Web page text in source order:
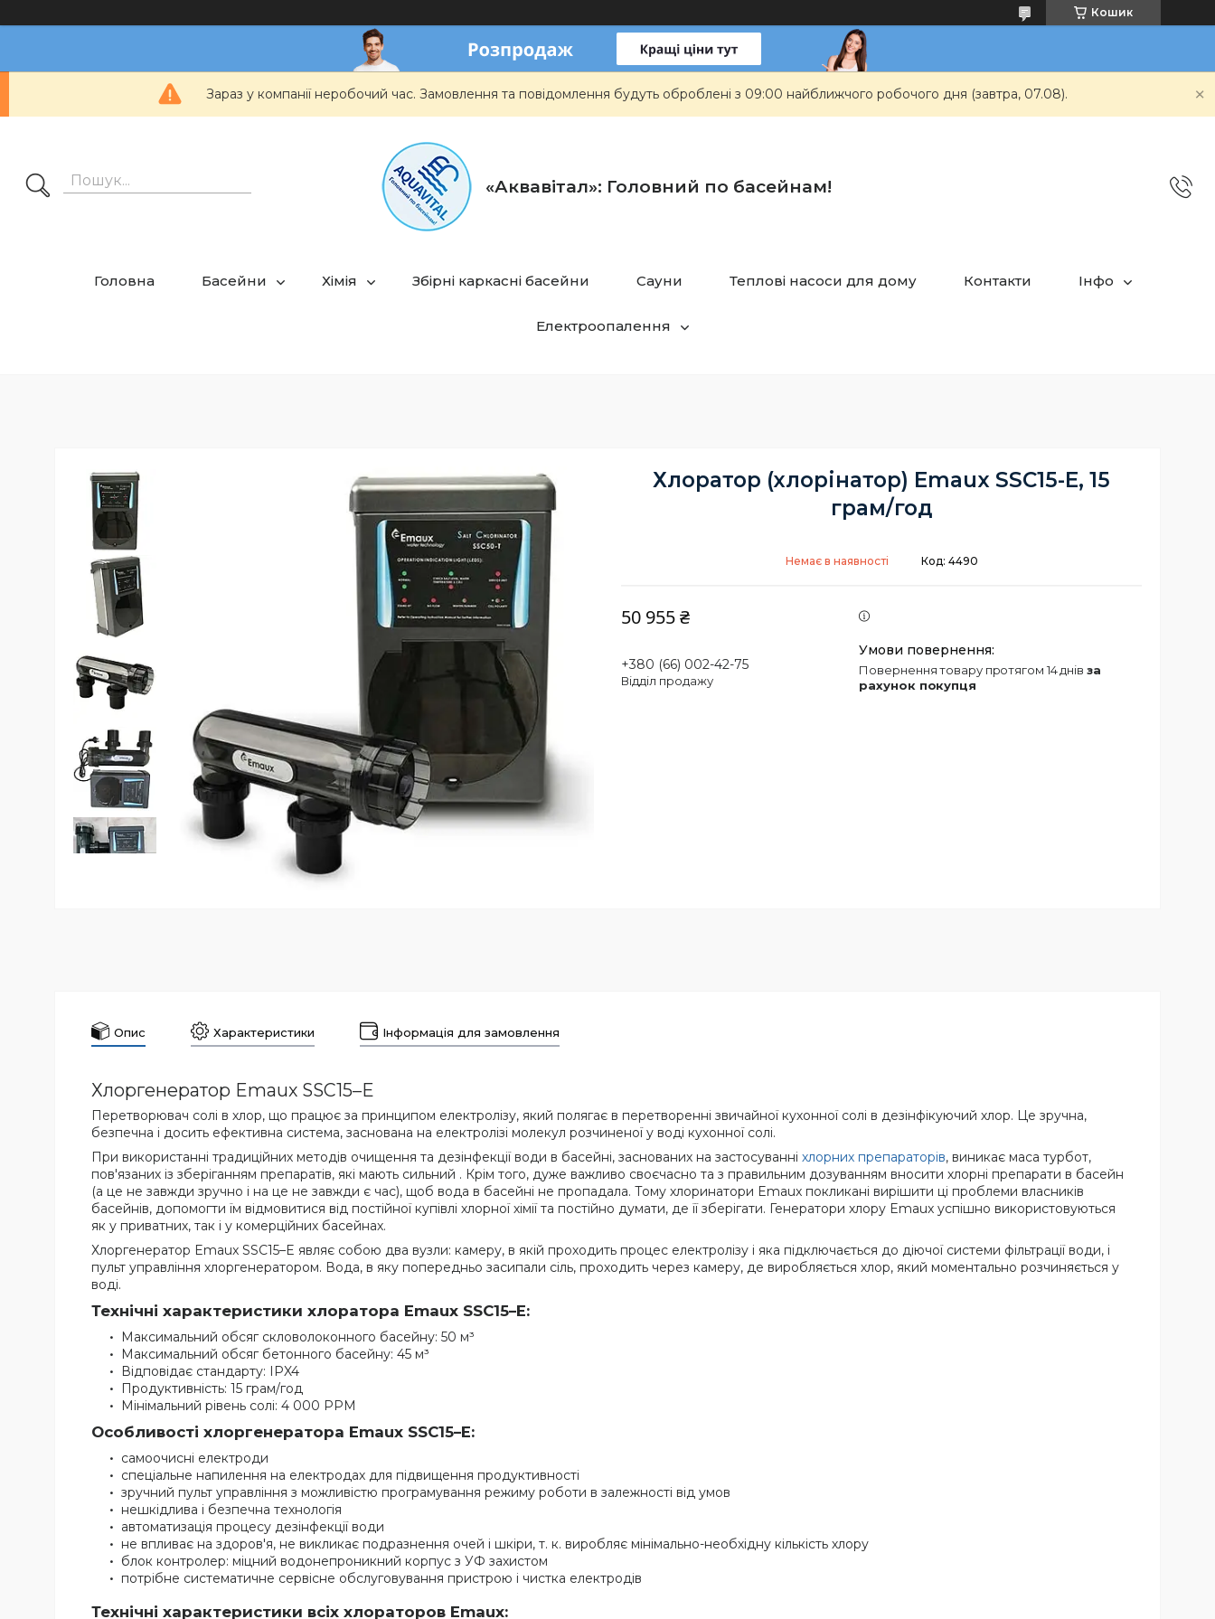
Кошик
Зараз у компанії неробочий час. Замовлення та повідомлення будуть оброблені з 09:00 найближчого робочого дня (завтра, 07.08).
«Аквавітал»: Головний по басейнам!
Головна Басейни Хімія Збірні каркасні басейни Сауни Теплові насоси для дому Контакти Інфо
Електроопалення
Хлоратор (хлорінатор) Emaux SSC15-E, 15
грам/год
Немає в наявності Код: 4490
50 955 ₴
+380 (66) 002-42-75
Відділ продажу
повернення товару протягом 14 днів за
рахунок покупця
Опис Характеристики Інформація для замовлення
Хлоргенератор Emaux SSC15–E
Перетворювач солі в хлор, що працює за принципом електролізу, який полягає в перетворенні звичайної кухонної солі в дезінфікуючий хлор. Це зручна,
безпечна і досить ефективна система, заснована на електролізі молекул розчиненої у воді кухонної солі.
При використанні традиційних методів очищення та дезінфекції води в басейні, заснованих на застосуванні хлорних препараторів, виникає маса турбот,
пов'язаних із зберіганням препаратів, які мають сильний . Крім того, дуже важливо своєчасно та з правильним дозуванням вносити хлорні препарати в басейн
(а це не завжди зручно і на це не завжди є час), щоб вода в басейні не пропадала. Тому хлоринатори Emaux покликані вирішити ці проблеми власників
басейнів, допомогти їм відмовитися від постійної купівлі хлорної хімії та постійно думати, де її зберігати. Генератори хлору Emaux успішно використовуються
як у приватних, так і у комерційних басейнах.
Хлоргенератор Emaux SSC15–E являє собою два вузли: камеру, в якій проходить процес електролізу і яка підключається до діючої системи фільтрації води, і
пульт управління хлоргенератором. Вода, в яку попередньо засипали сіль, проходить через камеру, де виробляється хлор, який моментально розчиняється у
воді.
Технічні характеристики хлоратора Emaux SSC15–E:
Максимальний обсяг скловолоконного басейну: 50 м³
Максимальний обсяг бетонного басейну: 45 м³
Відповідає стандарту: IPX4
Продуктивність: 15 грам/год
Мінімальний рівень солі: 4 000 PPM
Особливості хлоргенератора Emaux SSC15–E:
самоочисні електроди
спеціальне напилення на електродах для підвищення продуктивності
зручний пульт управління з можливістю програмування режиму роботи в залежності від умов
нешкідлива і безпечна технологія
автоматизація процесу дезінфекції води
не впливає на здоров'я, не викликає подразнення очей і шкіри, т. к. виробляє мінімально-необхідну кількість хлору
блок контролер: міцний водонепроникний корпус з УФ захистом
потрібне систематичне сервісне обслуговування пристрою і чистка електродів
Технічні характеристики всіх хлораторов Emaux: